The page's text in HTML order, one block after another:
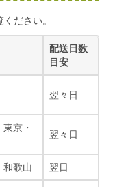
ください。
配送日数
目安
翌々日
東京 ・
翌々日
和歌山 翌日